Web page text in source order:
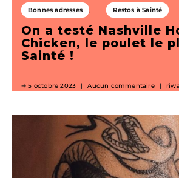
Bonnes adresses Restos à Sainté
On a testé Nashville
Chicken, le poulet le
Sainté !
5 octobre 2023 Aucun commentaire